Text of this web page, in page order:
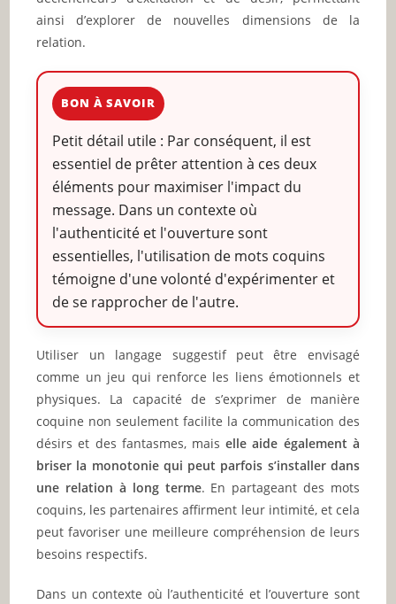
ainsi d’explorer de nouvelles dimensions de la
relation.
BON À SAVOIR
Petit détail utile : Par conséquent, il est
essentiel de prêter attention à ces deux
éléments pour maximiser l'impact du
message. Dans un contexte où
l'authenticité et l'ouverture sont
essentielles, l'utilisation de mots coquins
témoigne d'une volonté d'expérimenter et
de se rapprocher de l'autre.
Utiliser un langage suggestif peut être envisagé
comme un jeu qui renforce les liens émotionnels et
physiques. La capacité de s’exprimer de manière
coquine non seulement facilite la communication des
désirs et des fantasmes, maiselle aide également à
briser la monotonie qui peut parfois s’installer dans
une relation à long terme. En partageant des mots
coquins, les partenaires affirment leur intimité, et cela
peut favoriser une meilleure compréhension de leurs
besoins respectifs.
Dans un contexte où l’authenticité et l’ouverture sont